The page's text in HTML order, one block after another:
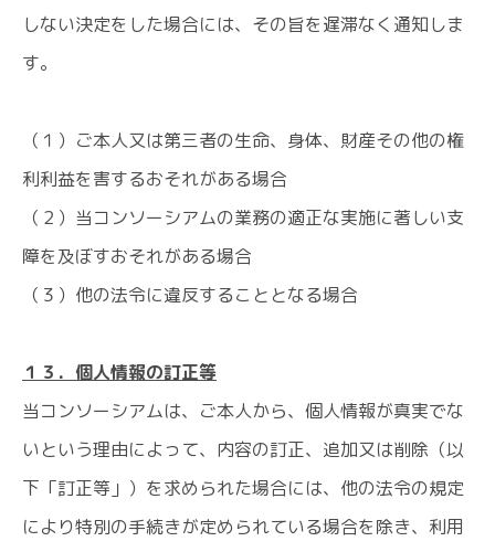
しない決定をした場合には、その旨を遅滞なく通知しま
す。
（１）ご本人又は第三者の生命、身体、財産その他の権
利利益を害するおそれがある場合
（２）当コンソーシアムの業務の適正な実施に著しい支
障を及ぼすおそれがある場合
（３）他の法令に違反することとなる場合
１３．個人情報の訂正等
当コンソーシアムは、ご本人から、個人情報が真実でな
いという理由によって、内容の訂正、追加又は削除（以
下「訂正等」）を求められた場合には、他の法令の規定
により特別の手続きが定められている場合を除き、利用